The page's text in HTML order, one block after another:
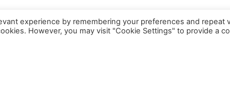
|Datenschutzerklärung
experience by remembering your preferences and repeat
However, you may visit "Cookie Settings" to provide a